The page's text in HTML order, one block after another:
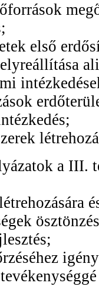
első
a III.